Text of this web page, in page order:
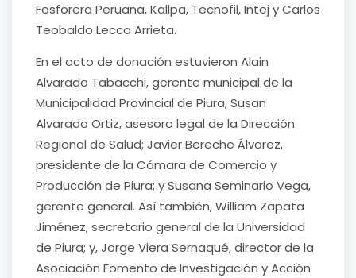
Fosforera Peruana, Kallpa, Tecnofil, Intej y Carlos
Teobaldo Lecca Arrieta.
En el acto de donación estuvieron Alain
Alvarado Tabacchi, gerente municipal de la
Municipalidad Provincial de Piura; Susan
Alvarado Ortiz, asesora legal de la Dirección
Regional de Salud; Javier Bereche Álvarez,
presidente de la Cámara de Comercio y
Producción de Piura; y Susana Seminario Vega,
gerente general. Así también, William Zapata
Jiménez, secretario general de la Universidad
de Piura; y, Jorge Viera Sernaqué, director de la
Asociación Fomento de Investigación y Acción